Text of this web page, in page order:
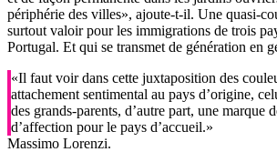
périphérie des villes», ajoute-t-il. Une quasi-
surtout valoir pour les immigrations de trois
Portugal. Et qui se transmet de génération en
«Il faut voir dans cette juxtaposition des
attachement sentimental au pays d’origine,
des grands-parents, d’autre part, une marque
d’affection pour le pays d’accueil.»
Massimo Lorenzi.